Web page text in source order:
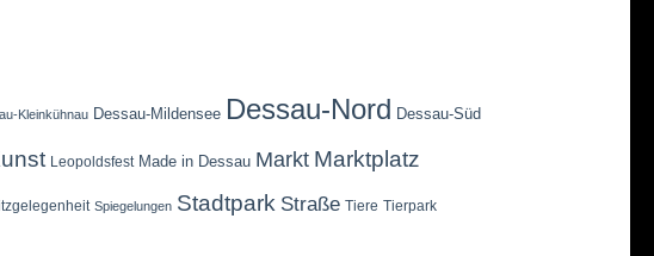
Kleinkühnau Dessau-Mildensee Dessau-Nord Dessau-Süd
Leopoldsfest Made in Dessau Markt Marktplatz
Spiegelungen Stadtpark Straße Tiere Tierpark